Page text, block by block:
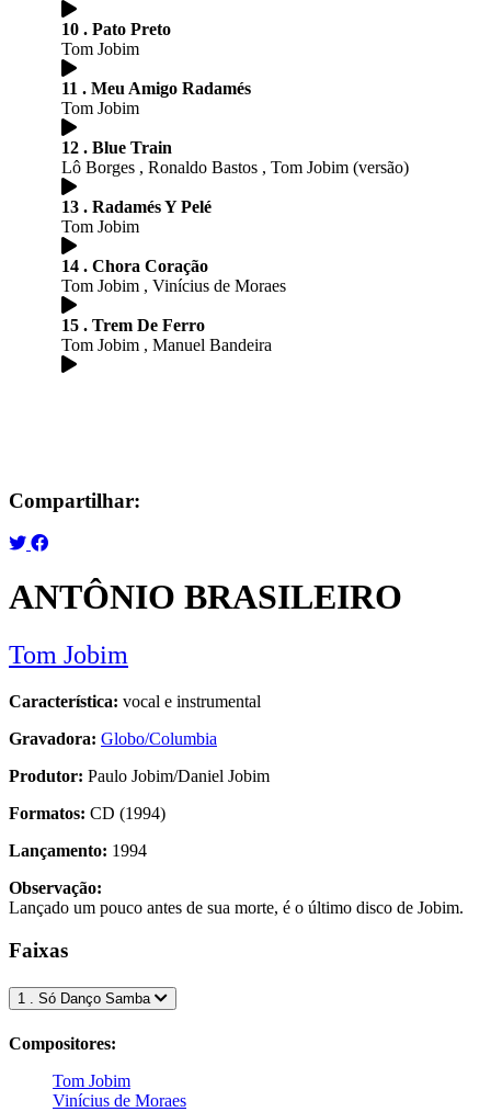
10 . Pato Preto
Tom Jobim
11 . Meu Amigo Radamés
Tom Jobim
12 . Blue Train
Lô Borges , Ronaldo Bastos , Tom Jobim (versão)
13 . Radamés Y Pelé
Tom Jobim
14 . Chora Coração
Tom Jobim , Vinícius de Moraes
15 . Trem De Ferro
Tom Jobim , Manuel Bandeira
Compartilhar:
ANTÔNIO BRASILEIRO
Tom Jobim
Característica: vocal e instrumental
Gravadora: Globo/Columbia
Produtor: Paulo Jobim/Daniel Jobim
Formatos: CD (1994)
Lançamento: 1994
Observação:
Lançado um pouco antes de sua morte, é o último disco de Jobim.
Faixas
1 . Só Danço Samba
Compositores:
Tom Jobim
Vinícius de Moraes